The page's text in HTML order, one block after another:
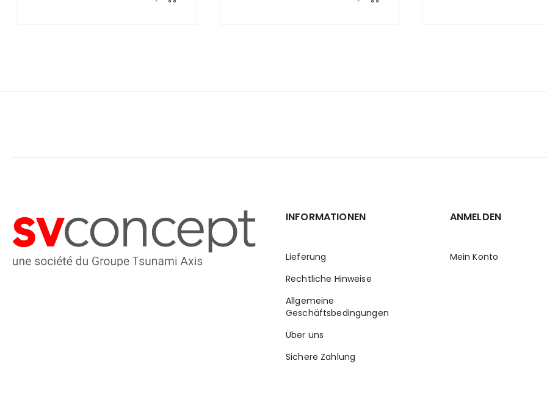
INFORMATIONEN
Lieferung
Rechtliche Hinweise
Allgemeine
Geschäftsbedingungen
Über uns
Sichere Zahlung
ANMELDEN
Mein Konto